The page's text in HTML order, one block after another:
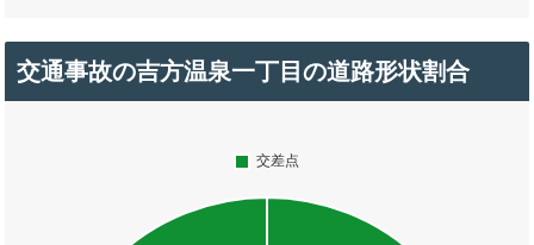
交通事故の吉方温泉一丁目の道路形状割合